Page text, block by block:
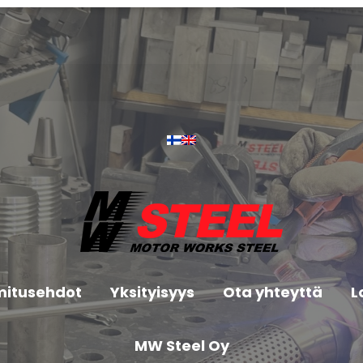
Yksityisyys Ota yhteyttä
MW Steel Oy